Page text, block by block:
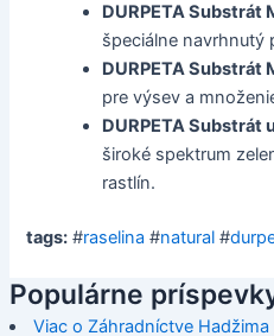
DURPETA Substrát
špeciálne navrhnutý
DURPETA Substrát
pre výsev a
DURPETA Substrát
široké spektrum
rastlín.
tags: #raselina #natural #
Populárne
Viac o Záhradníctve Hadžima